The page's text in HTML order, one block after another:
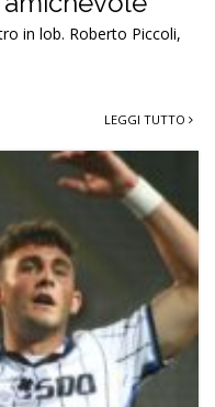
in lob. Roberto Piccoli,
LEGGI TUTTO